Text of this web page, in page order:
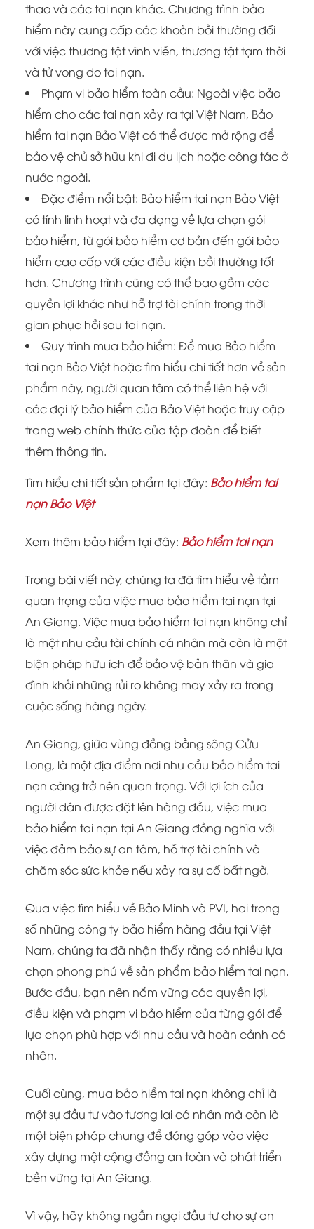
thao và các tai nạn khác. Chương trình bảo
hiểm này cung cấp các khoản bồi thường đối
với việc thương tật vĩnh viễn, thương tật tạm thời
và tử vong do tai nạn.
Phạm vi bảo hiểm toàn cầu: Ngoài việc bảo
hiểm cho các tai nạn xảy ra tại Việt Nam, Bảo
hiểm tai nạn Bảo Việt có thể được mở rộng để
bảo vệ chủ sở hữu khi đi du lịch hoặc công tác ở
nước ngoài.
Đặc điểm nổi bật: Bảo hiểm tai nạn Bảo Việt
có tính linh hoạt và đa dạng về lựa chọn gói
bảo hiểm, từ gói bảo hiểm cơ bản đến gói bảo
hiểm cao cấp với các điều kiện bồi thường tốt
hơn. Chương trình cũng có thể bao gồm các
quyền lợi khác như hỗ trợ tài chính trong thời
gian phục hồi sau tai nạn.
Quy trình mua bảo hiểm: Để mua Bảo hiểm
tai nạn Bảo Việt hoặc tìm hiểu chi tiết hơn về sản
phẩm này, người quan tâm có thể liên hệ với
các đại lý bảo hiểm của Bảo Việt hoặc truy cập
trang web chính thức của tập đoàn để biết
thêm thông tin.
Tìm hiểu chi tiết sản phẩm tại đây: Bảo hiểm tai
nạn Bảo Việt
Xem thêm bảo hiểm tại đây: Bảo hiểm tai nạn
Trong bài viết này, chúng ta đã tìm hiểu về tầm
quan trọng của việc mua bảo hiểm tai nạn tại
An Giang. Việc mua bảo hiểm tai nạn không chỉ
là một nhu cầu tài chính cá nhân mà còn là một
biện pháp hữu ích để bảo vệ bản thân và gia
đình khỏi những rủi ro không may xảy ra trong
cuộc sống hàng ngày.
An Giang, giữa vùng đồng bằng sông Cửu
Long, là một địa điểm nơi nhu cầu bảo hiểm tai
nạn càng trở nên quan trọng. Với lợi ích của
người dân được đặt lên hàng đầu, việc mua
bảo hiểm tai nạn tại An Giang đồng nghĩa với
việc đảm bảo sự an tâm, hỗ trợ tài chính và
chăm sóc sức khỏe nếu xảy ra sự cố bất ngờ.
Qua việc tìm hiểu về Bảo Minh và PVI, hai trong
số những công ty bảo hiểm hàng đầu tại Việt
Nam, chúng ta đã nhận thấy rằng có nhiều lựa
chọn phong phú về sản phẩm bảo hiểm tai nạn.
Bước đầu, bạn nên nắm vững các quyền lợi,
điều kiện và phạm vi bảo hiểm của từng gói để
lựa chọn phù hợp với nhu cầu và hoàn cảnh cá
nhân.
Cuối cùng, mua bảo hiểm tai nạn không chỉ là
một sự đầu tư vào tương lai cá nhân mà còn là
một biện pháp chung để đóng góp vào việc
xây dựng một cộng đồng an toàn và phát triển
bền vững tại An Giang.
Vì vậy, hãy không ngần ngại đầu tư cho sự an